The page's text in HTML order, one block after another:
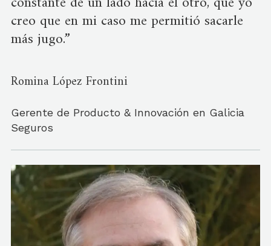
creo que en mi caso me permitió sacarle
más jugo.”
Romina López Frontini
Gerente de Producto & Innovación en Galicia
Seguros